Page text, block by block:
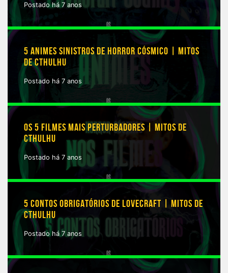
Postado há 7 anos
5 ANIMES SINISTROS DE HORROR CÓSMICO | MITOS
DE CTHULHU
Postado há 7 anos
OS 5 FILMES MAIS PERTURBADORES | MITOS DE
CTHULHU
Postado há 7 anos
5 CONTOS OBRIGATÓRIOS DE LOVECRAFT | MITOS DE
CTHULHU
Postado há 7 anos